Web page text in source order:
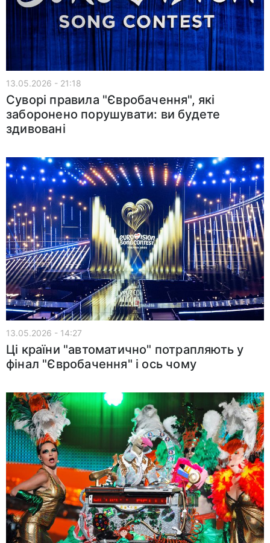
13.05.2026 - 21:18
Суворі правила "Євробачення", які
заборонено порушувати: ви будете
здивовані
13.05.2026 - 14:27
Ці країни "автоматично" потрапляють у
фінал "Євробачення" і ось чому